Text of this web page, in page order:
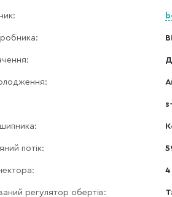
потік:
4
регулятор обертів: